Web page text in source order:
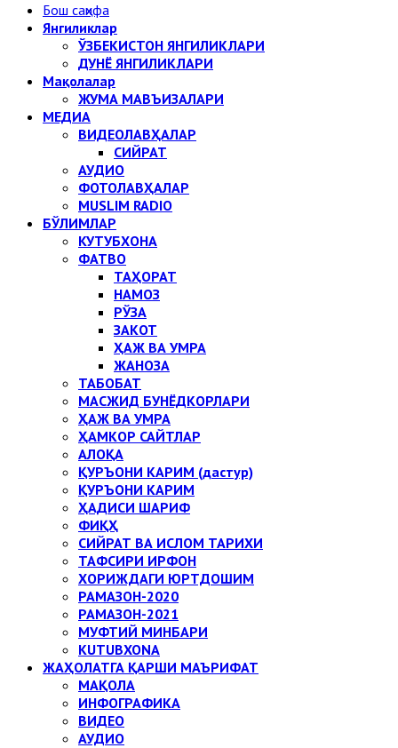
Бош саҳифа
Янгиликлар
ЎЗБЕКИСТОН ЯНГИЛИКЛАРИ
ДУНЁ ЯНГИЛИКЛАРИ
Мақолалар
ЖУМА МАВЪИЗАЛАРИ
МЕДИА
ВИДЕОЛАВҲАЛАР
СИЙРАТ
АУДИО
ФОТОЛАВҲАЛАР
MUSLIM RADIO
БЎЛИМЛАР
КУТУБХОНА
ФАТВО
ТАҲОРАТ
НАМОЗ
РЎЗА
ЗАКОТ
ҲАЖ ВА УМРА
ЖАНОЗА
ТАБОБАТ
МАСЖИД БУНЁДКОРЛАРИ
ҲАЖ ВА УМРА
ҲАМКОР САЙТЛАР
АЛОҚА
ҚУРЪОНИ КАРИМ (дастур)
ҚУРЪОНИ КАРИМ
ҲАДИСИ ШАРИФ
ФИҚҲ
СИЙРАТ ВА ИСЛОМ ТАРИХИ
ТАФСИРИ ИРФОН
ХОРИЖДАГИ ЮРТДОШИМ
РАМАЗОН-2020
РАМАЗОН-2021
МУФТИЙ МИНБАРИ
KUTUBXONA
ЖАҲОЛАТГА ҚАРШИ МАЪРИФАТ
МАҚОЛА
ИНФОГРАФИКА
ВИДЕО
АУДИО